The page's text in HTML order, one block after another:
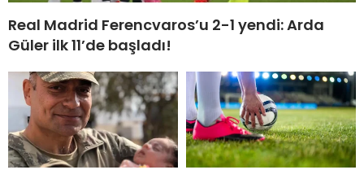
Real Madrid Ferencvaros’u 2-1 yendi: Arda
Güler ilk 11’de başladı!